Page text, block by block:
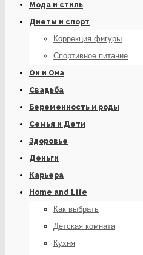
Мода и стиль
Диеты и спорт
Коррекция фигуры
Спортивное питание
Он и Она
Свадьба
Беременность и роды
Семья и Дети
Здоровье
Деньги
Карьера
Home and Life
Как выбрать
Детская комната
Кухня